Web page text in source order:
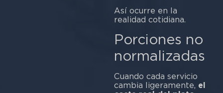
Así ocurre en la
realidad cotidiana.
Porciones no
normalizadas
Cuando cada servicio
cambia ligeramente, el